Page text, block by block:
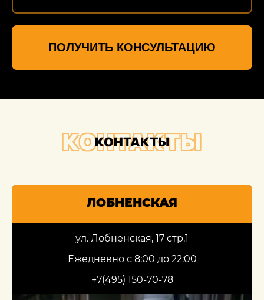
ПОЛУЧИТЬ КОНСУЛЬТАЦИЮ
КОНТАКТЫ
КОНТАКТЫ
ЛОБНЕНСКАЯ
ул. Лобненская, 17 стр.1
Ежедневно с 8:00 до 22:00
+7(495) 150-70-78